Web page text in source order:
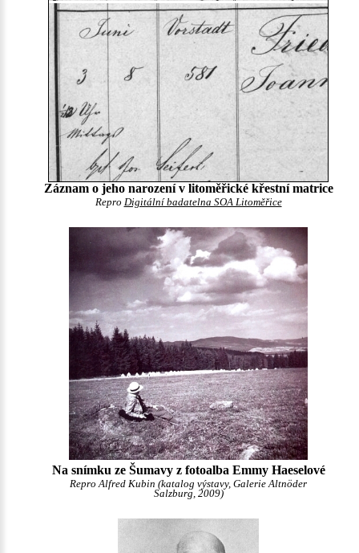
Záznam o jeho narození v litoměřické křestní matrice
Repro Digitální badatelna SOA Litoměřice
Na snímku ze Šumavy z fotoalba Emmy Haeselové
Repro Alfred Kubin (katalog výstavy, Galerie Altnöder
Salzburg, 2009)